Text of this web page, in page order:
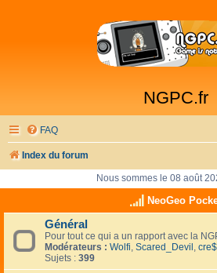
NGPC.fr
FAQ
Index du forum
Nous sommes le 08 août
NeoGeo
Général
Pour tout ce qui a un rapport avec la
Modérateurs : Wolfi, Scared_Devil ,
Sujets : 399